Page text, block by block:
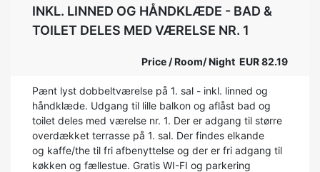
INKL. LINNED OG HÅNDKLÆDE - BAD &
TOILET DELES MED VÆRELSE NR. 1
Price / Room/ Night EUR 82.19
Pænt lyst dobbeltværelse på 1. sal - inkl. linned og
håndklæde. Udgang til lille balkon og aflåst bad og
toilet deles med værelse nr. 1. Der er adgang til større
overdækket terrasse på 1. sal. Der findes elkande
og kaffe/the til fri afbenyttelse og der er fri adgang til
køkken og fællestue. Gratis WI-FI og parkering